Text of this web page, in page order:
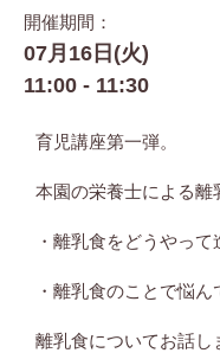
開催期間：
07月16日(火)
11:00 - 11:30
育児講座第一弾。
本園の栄養士による離
・離乳食をどうやって
・離乳食のことで悩ん
離乳食についてお話し